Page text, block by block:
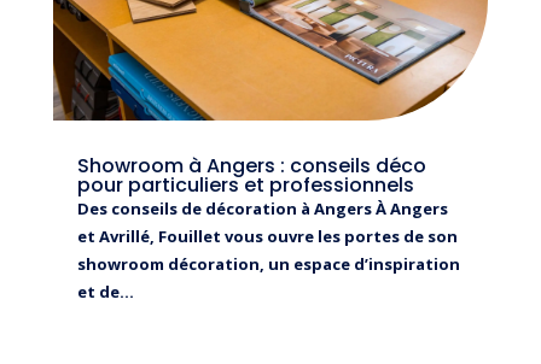
Showroom à Angers : conseils déco
pour particuliers et professionnels
Des conseils de décoration à Angers À Angers
et Avrillé, Fouillet vous ouvre les portes de son
showroom décoration, un espace d’inspiration
et de...